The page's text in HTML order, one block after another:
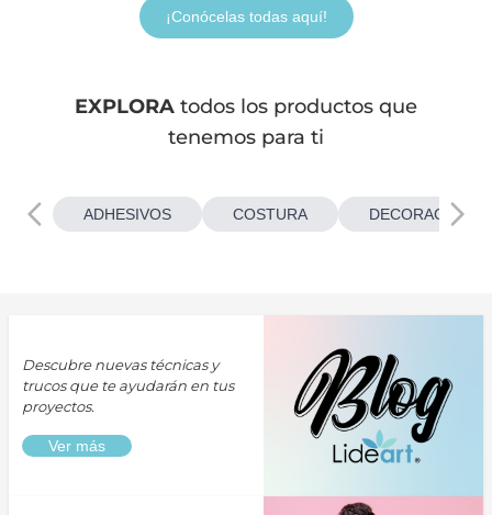
¡Conócelas todas aquí!
EXPLORA todos los productos que
tenemos para ti
ADHESIVOS COSTURA
Descubre nuevas técnicas y
trucos que te ayudarán en tus
proyectos.
Ver más